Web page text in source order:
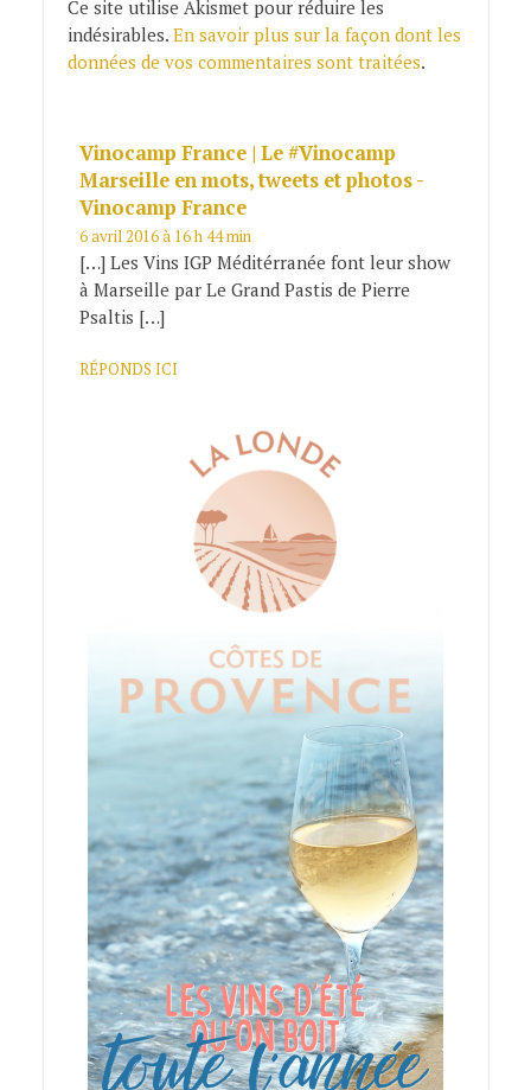
Ce site utilise Akismet pour réduire les
indésirables. En savoir plus sur la façon dont les
données de vos commentaires sont traitées.
Vinocamp France | Le #Vinocamp
Marseille en mots, tweets et photos -
Vinocamp France
6 avril 2016 à 16 h 44 min
[…] Les Vins IGP Méditérranée font leur show
à Marseille par Le Grand Pastis de Pierre
Psaltis […]
RÉPONDS ICI